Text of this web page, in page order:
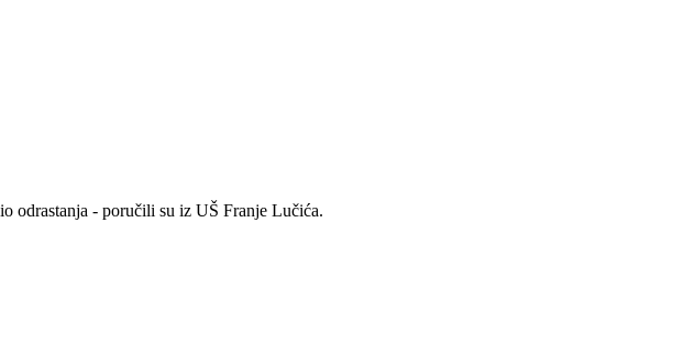
odrastanja - poručili su iz UŠ Franje Lučića.